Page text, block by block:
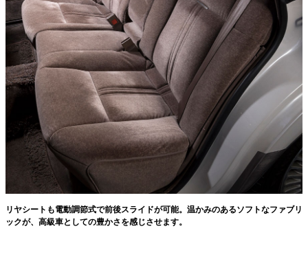
リヤシートも電動調節式で前後スライドが可能。温かみのあるソフトなファブリ
ックが、高級車としての豊かさを感じさせます。